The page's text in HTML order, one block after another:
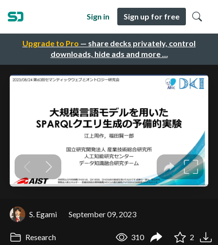
Upgrade to Pro — share decks privately, control
downloads, hide ads and more …
Sign in Sign up for free
S. Egami September 09, 2023
Research 310 2